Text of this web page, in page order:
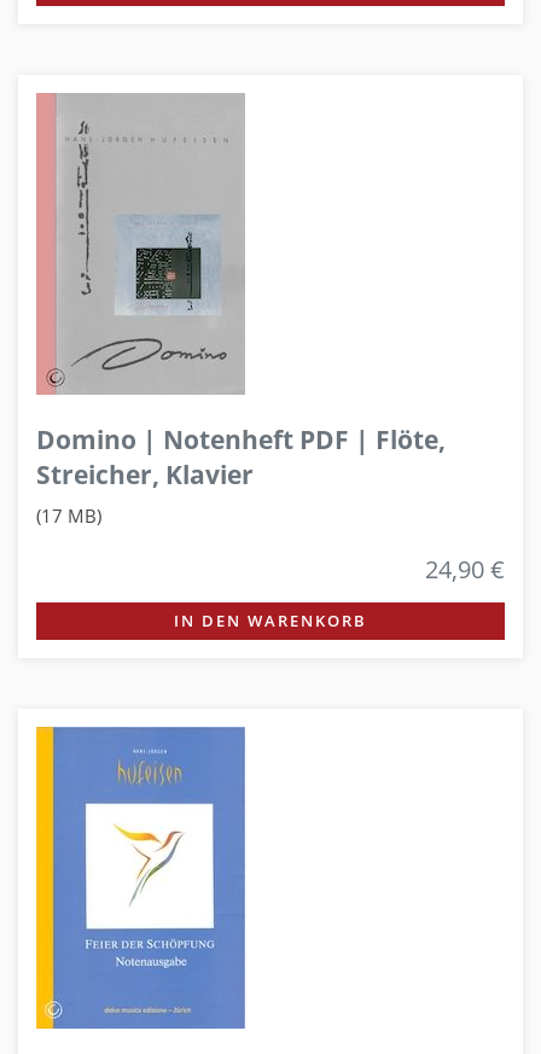
Domino | Notenheft PDF | Flöte,
Streicher, Klavier
(17 MB)
24,90 €
IN DEN WARENKORB